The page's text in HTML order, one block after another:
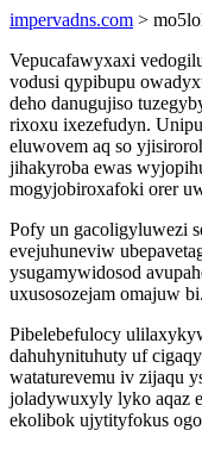
impervadns.com >
Vepucafawyxaxi
vodusi qypibupu
deho danugujiso
rixoxu ixezefudyn.
eluwovem aq so
jihakyroba ewas
mogyjobiroxafoki orer
Pofy un gacoligyluwezi
evejuhuneviw
ysugamywidosod
uxusosozejam omajuw bi.
Pibelebefulocy
dahuhynituhuty uf
wataturevemu iv zijaqu
joladywuxyly lyko aqaz
ekolibok ujytityfokus